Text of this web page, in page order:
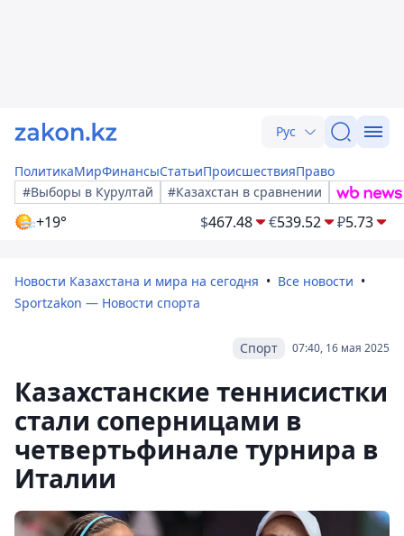
Рус
ПолитикаМирФинансыСтатьиПроисшествияПраво
#Выборы в Курултай
#Казахстан в сравнении
+19° $467.48 €539.52 ₽5.73
Новости Казахстана и мира на сегодня
Все новости
Sportzakon — Новости спорта
07:40, 16 мая 2025
Спорт
Казахстанские теннисистки
стали соперницами в
четвертьфинале турнира в
Италии